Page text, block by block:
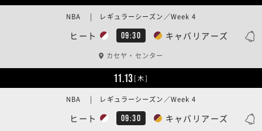
ヒート 09:30 キャバリアーズ
NBA | レギュラーシーズン／Week 4
カセヤ・センター
11.13[木]
ヒート 09:30 キャバリアーズ
NBA | レギュラーシーズン／Week 4